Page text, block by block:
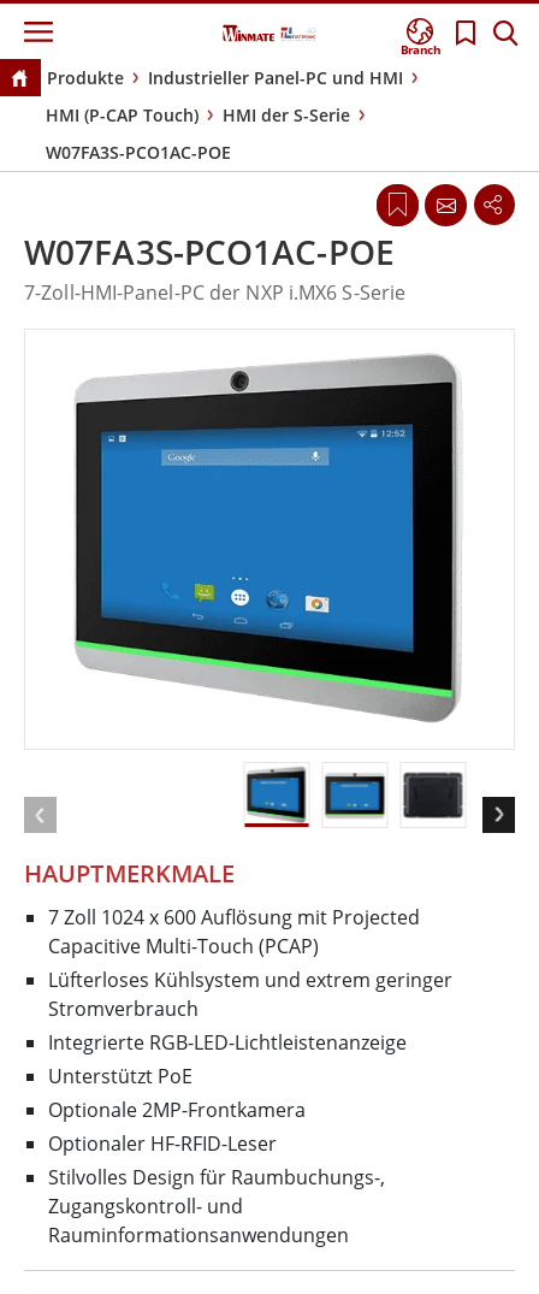
Branch
Produkte
Industrieller Panel-PC und HMI
HMI (P-CAP Touch)
HMI der S-Serie
W07FA3S-PCO1AC-POE
HAUPTMERKMALE
7 Zoll 1024 x 600 Auflösung mit Projected
Capacitive Multi-Touch (PCAP)
Lüfterloses Kühlsystem und extrem geringer
Stromverbrauch
Integrierte RGB-LED-Lichtleistenanzeige
Unterstützt PoE
Optionale 2MP-Frontkamera
Optionaler HF-RFID-Leser
Stilvolles Design für Raumbuchungs-,
Zugangskontroll- und
Rauminformationsanwendungen
W07FA3S-PCO1AC-POE
7-Zoll-HMI-Panel-PC der NXP i.MX6 S-Serie